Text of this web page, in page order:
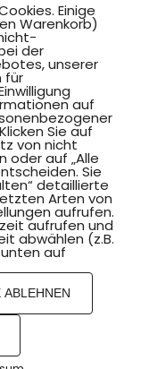
2008
Einige
Warenkorb)
der
unserer
für
auf
Sie auf
von nicht
oder auf „Alle
Sie
detaillierte
Arten von
aufrufen.
aufrufen und
abwählen (z.B.
auf
ABLEHNEN